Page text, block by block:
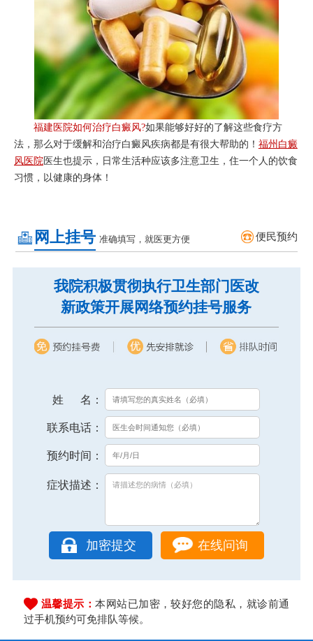
福建医院如何治疗白癜风?如果能够好好的了解这些食疗方
法，那么对于缓解和治疗白癜风疾病都是有很大帮助的！ 福州白癜
风医院 医生也提示，日常生活种应该多注意卫生，住一个人的饮食
习惯，以健康的身体！
网上挂号 准确填写，就医更方便 便民预约
我院积极贯彻执行卫生部门医改
新政策开展网络预约挂号服务
姓 名：
联系电话：
预约时间：
症状描述：
在线问询
温馨提示：本网站已加密，较好您的隐私，就诊前通
过手机预约可免排队等候。